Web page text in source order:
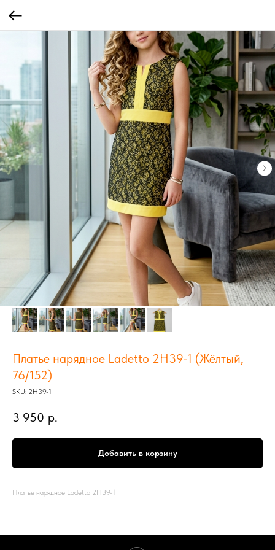
Платье нарядное Ladetto 2Н39-1 (Жёлтый,
76/152)
SKU: 2Н39-1
3 950 р.
Добавить в корзину
Платье нарядное Ladetto 2Н39-1